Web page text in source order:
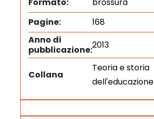
Formato:
brossura
Pagine:
168
Anno di
pubblicazione:2013
Collana
Teoria e storia
dell'educazione